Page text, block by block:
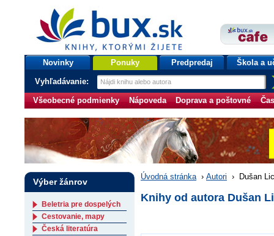
bux.sk
knihy, ktorými žijete
Úvodná stránka
Novinky Ponuky Predpredaj Škola a
Vyhľadávanie:
Všeobecné podmienky Nápoveda Doprava a poštovné
Úvodná stránka › Autori › Dušan
Knihy od autora Dušan
Výber žánrov
Beletria pre dospelých
Cestovanie, mapy
Česká literatúra